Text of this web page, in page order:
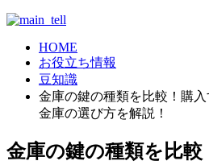
HOME
お役立ち情報
豆知識
金庫の鍵の種類を比較！購
金庫の選び方を解説！
金庫の鍵の種類を比較